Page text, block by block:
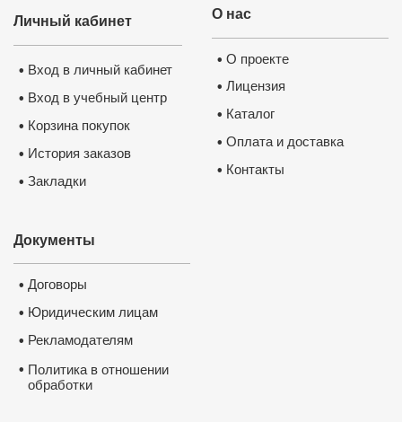
О нас
• О проекте
• Лицензия
• Каталог
• Оплата и доставка
• Контакты
Личный кабинет
• Вход в личный кабинет
• Вход в учебный центр
• Корзина покупок
• История заказов
• Закладки
Документы
• Договоры
• Юридическим лицам
• Рекламодателям
• Политика в отношении
обработки